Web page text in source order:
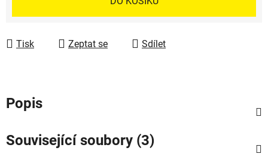
Tisk Zeptat se Sdílet
Popis
Související soubory (3)